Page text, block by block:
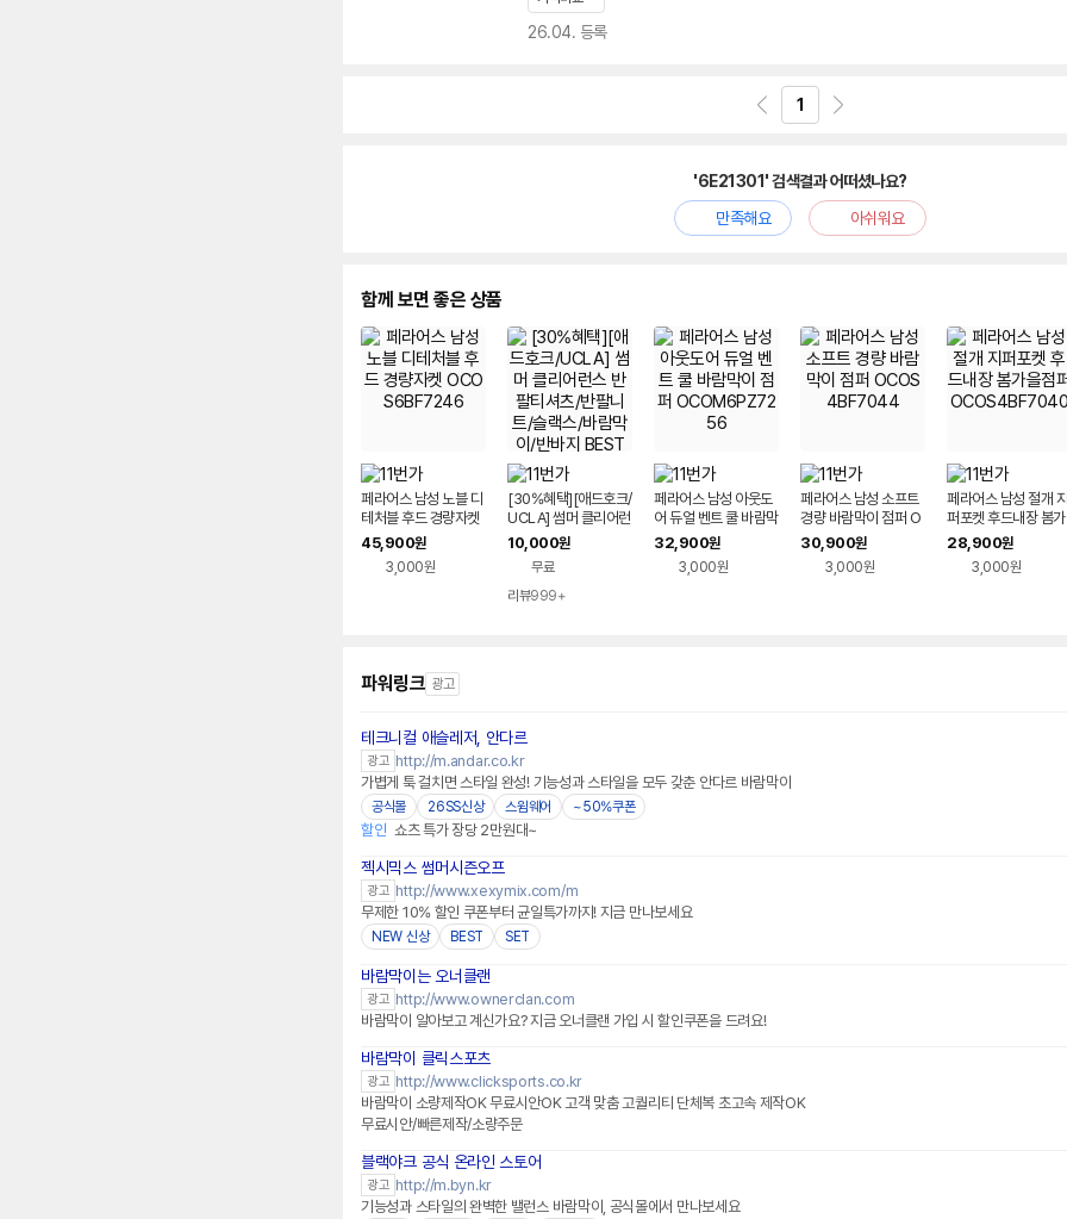
26.04. 등록
1
'6E21301' 검색결과 어떠셨나요?
만족해요
아쉬워요
함께 보면 좋은 상품
페라어스 남성 노블 디
테처블 후드 경량자켓
OCOS6BF7246
45,900원
3,000원
[30%혜택][애드호크/
UCLA] 썸머 클리어런
스 반팔티셔츠/반팔니
트/슬랙스/바람막이/반
바지 BEST 모음
10,000원
무료
리뷰999+
페라어스 남성 아웃도
어 듀얼 벤트 쿨 바람막
이 점퍼 OCOM6PZ7
256
32,900원
3,000원
페라어스 남성 소프트
경량 바람막이 점퍼 O
COS4BF7044
30,900원
3,000원
페라어스 남성 절개 지
퍼포켓 후드내장 봄가
을점퍼 OCOS4BF7
040
28,900원
3,000원
파워링크 광고
테크니컬 애슬레저, 안다르
광고 http://m.andar.co.kr
가볍게 툭 걸치면 스타일 완성! 기능성과 스타일을 모두 갖춘 안다르 바람막이
공식몰 26SS신상 스윔웨어 ~50%쿠폰
할인 쇼츠 특가 장당 2만원대~
젝시믹스 썸머시즌오프
광고 http://www.xexymix.com/m
무제한 10% 할인 쿠폰부터 균일특가까지! 지금 만나보세요
NEW 신상 BEST SET
바람막이는 오너클랜
광고 http://www.ownerclan.com
바람막이 알아보고 계신가요? 지금 오너클랜 가입 시 할인쿠폰을 드려요!
바람막이 클릭스포츠
광고 http://www.clicksports.co.kr
바람막이 소량제작OK 무료시안OK 고객 맞춤 고퀄리티 단체복 초고속 제작OK
무료시안/빠른제작/소량주문
블랙야크 공식 온라인 스토어
광고 http://m.byn.kr
기능성과 스타일의 완벽한 밸런스 바람막이, 공식몰에서 만나보세요